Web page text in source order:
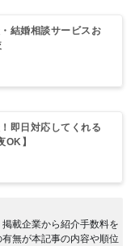
結婚相談サービスお
即日対応してくれる
OK】
載企業から紹介手数料を
無が本記事の内容や順位